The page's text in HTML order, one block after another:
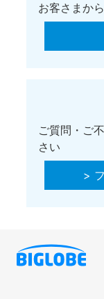
お客さまか
ご質問・ご
さい
>